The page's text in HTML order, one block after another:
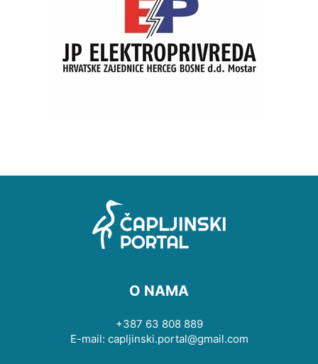
O NAMA
+387 63 808 889
E-mail: capljinski.portal@gmail.com